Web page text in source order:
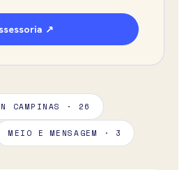
↗
CAMPINAS · 26
MEIO E MENSAGEM · 3